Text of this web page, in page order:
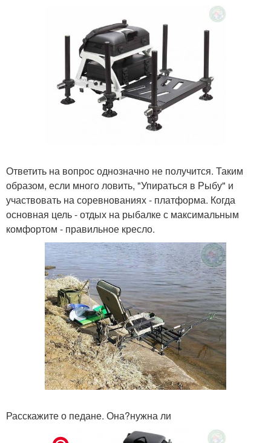
Ответить на вопрос однозначно не получится. Таким
образом, если много ловить, "Упираться в Рыбу" и
участвовать на соревнованиях - платформа. Когда
основная цель - отдых на рыбалке с максимальным
комфортом - правильное кресло.
Расскажите о педане. Она?нужна ли